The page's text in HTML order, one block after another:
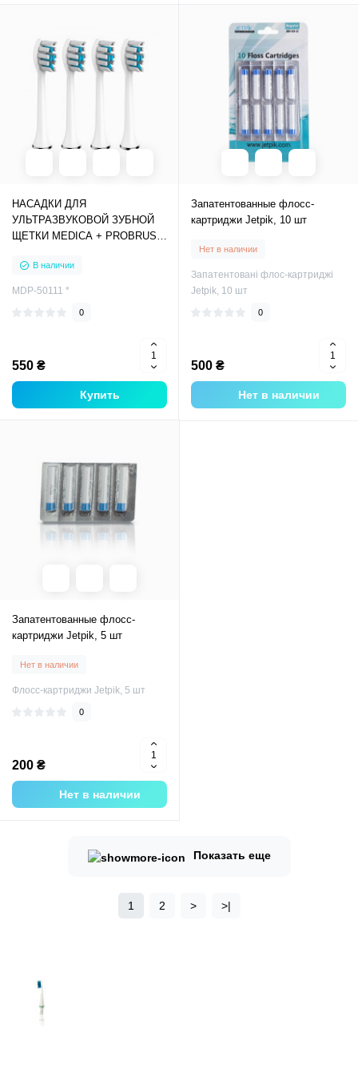
НАСАДКИ ДЛЯ
УЛЬТРАЗВУКОВОЙ ЗУБНОЙ
ЩЕТКИ MEDICA + PROBRUSH
ШТУКИ)
В наличии
MDP-50111 *
0
550 ₴
Купить
Запатентованные флосс-
картриджи Jetpik, 10 шт
Нет в наличии
Запатентовані флос-картриджі
Jetpik, 10 шт
0
500 ₴
Нет в наличии
Запатентованные флосс-
картриджи Jetpik, 5 шт
Нет в наличии
Флосс-картриджи Jetpik, 5 шт
0
200 ₴
Нет в наличии
Показать еще
1 2 > >|